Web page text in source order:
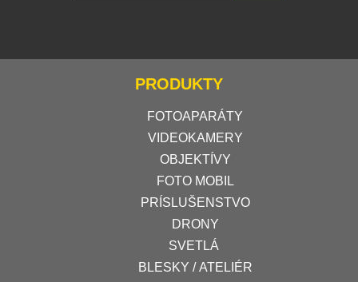
PRODUKTY
FOTOAPARÁTY
VIDEOKAMERY
OBJEKTÍVY
FOTO MOBIL
PRÍSLUŠENSTVO
DRONY
SVETLÁ
BLESKY / ATELIÉR